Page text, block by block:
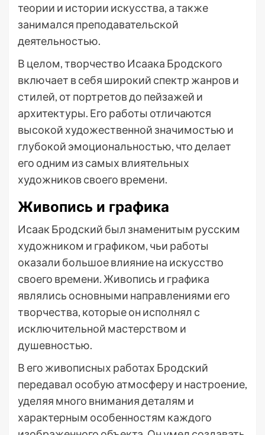
теории и истории искусства, а также
занимался преподавательской
деятельностью.
В целом, творчество Исаака Бродского
включает в себя широкий спектр жанров и
стилей, от портретов до пейзажей и
архитектуры. Его работы отличаются
высокой художественной значимостью и
глубокой эмоциональностью, что делает
его одним из самых влиятельных
художников своего времени.
Живопись и графика
Исаак Бродский был знаменитым русским
художником и графиком, чьи работы
оказали большое влияние на искусство
своего времени. Живопись и графика
являлись основными направлениями его
творчества, которые он исполнял с
исключительной мастерством и
душевностью.
В его живописных работах Бродский
передавал особую атмосферу и настроение,
уделяя много внимания деталям и
характерным особенностям каждого